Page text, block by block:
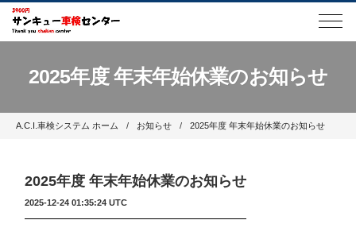
2025年度 年末年始休業のお知らせ
A.C.I.車検システム ホーム お知らせ 2025年度 年末年始休業のお知らせ
2025年度 年末年始休業のお知らせ
2025-12-24 01:35:24 UTC